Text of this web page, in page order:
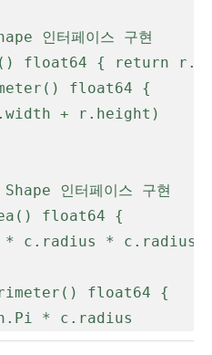
인터페이스 구현
float64 { return
float64 {
인터페이스 구현
float64 {
float64 {
* c.radius